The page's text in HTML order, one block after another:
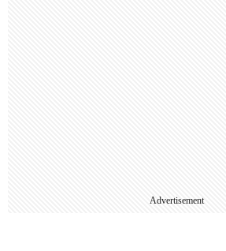
Advertisement